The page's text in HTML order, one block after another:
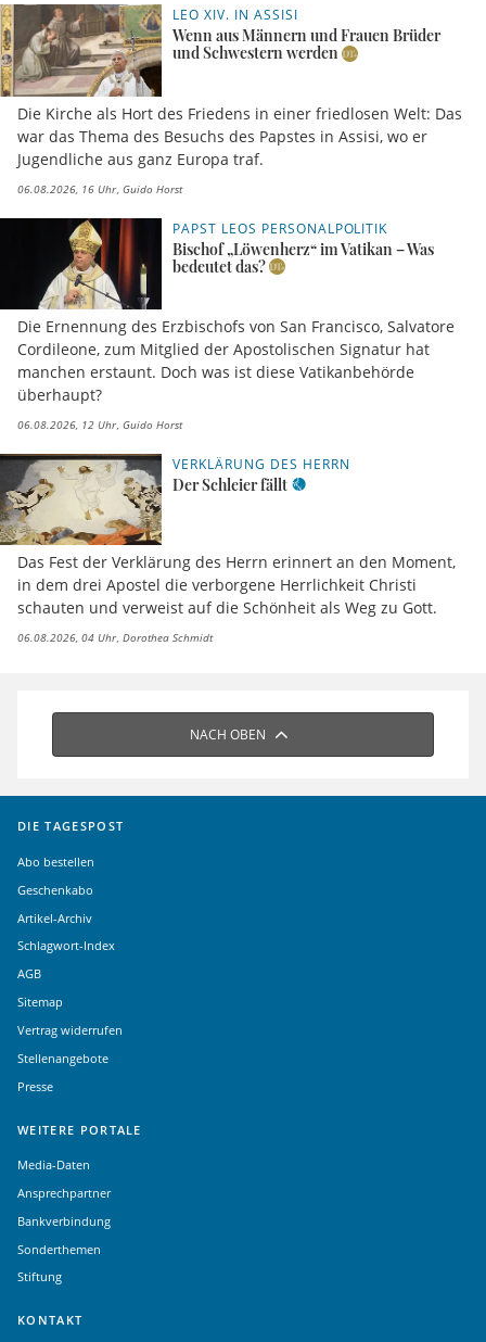
LEO XIV. IN ASSISI
Wenn aus Männern und Frauen Brüder
und Schwestern werden
Die Kirche als Hort des Friedens in einer friedlosen Welt: Das
war das Thema des Besuchs des Papstes in Assisi, wo er
Jugendliche aus ganz Europa traf.
06.08.2026, 16 Uhr Guido Horst
PAPST LEOS PERSONALPOLITIK
Bischof „Löwenherz“ im Vatikan – Was
bedeutet das?
Die Ernennung des Erzbischofs von San Francisco, Salvatore
Cordileone, zum Mitglied der Apostolischen Signatur hat
manchen erstaunt. Doch was ist diese Vatikanbehörde
überhaupt?
06.08.2026, 12 Uhr Guido Horst
VERKLÄRUNG DES HERRN
Der Schleier fällt
Das Fest der Verklärung des Herrn erinnert an den Moment,
in dem drei Apostel die verborgene Herrlichkeit Christi
schauten und verweist auf die Schönheit als Weg zu Gott.
06.08.2026, 04 Uhr Dorothea Schmidt
NACH OBEN
DIE TAGESPOST
Abo bestellen
Geschenkabo
Artikel-Archiv
Schlagwort-Index
AGB
Sitemap
Vertrag widerrufen
Stellenangebote
Presse
WEITERE PORTALE
Media-Daten
Ansprechpartner
Bankverbindung
Sonderthemen
Stiftung
KONTAKT